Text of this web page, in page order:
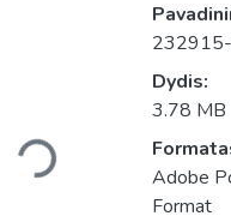
Įkeliama...
Dydis:
3.78 MB
Adobe
Format